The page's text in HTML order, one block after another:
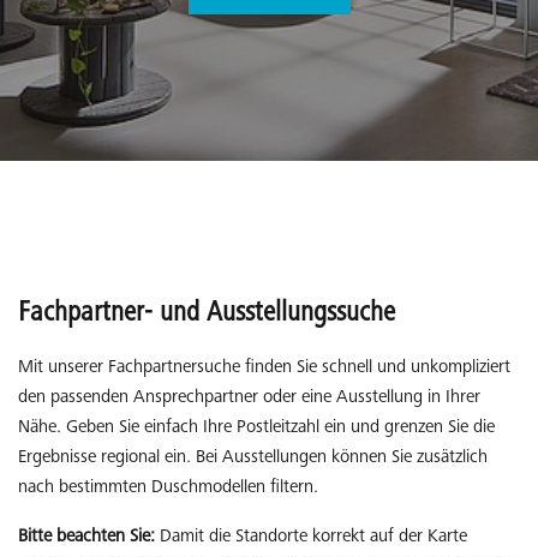
Fachpartner- und Ausstellungssuche
Mit unserer Fachpartnersuche finden Sie schnell und unkompliziert
den passenden Ansprechpartner oder eine Ausstellung in Ihrer
Nähe. Geben Sie einfach Ihre Postleitzahl ein und grenzen Sie die
Ergebnisse regional ein. Bei Ausstellungen können Sie zusätzlich
nach bestimmten Duschmodellen filtern.
Bitte beachten Sie: Damit die Standorte korrekt auf der Karte